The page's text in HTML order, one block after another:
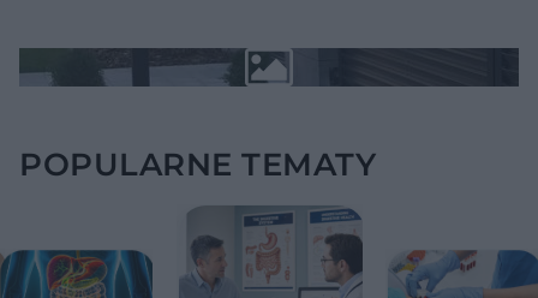
POPULARNE TEMATY